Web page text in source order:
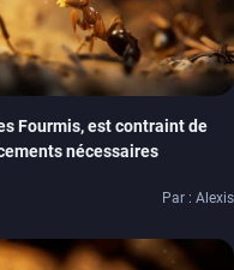
Fourmis, est contraint de
nécessaires
Par : Alexis